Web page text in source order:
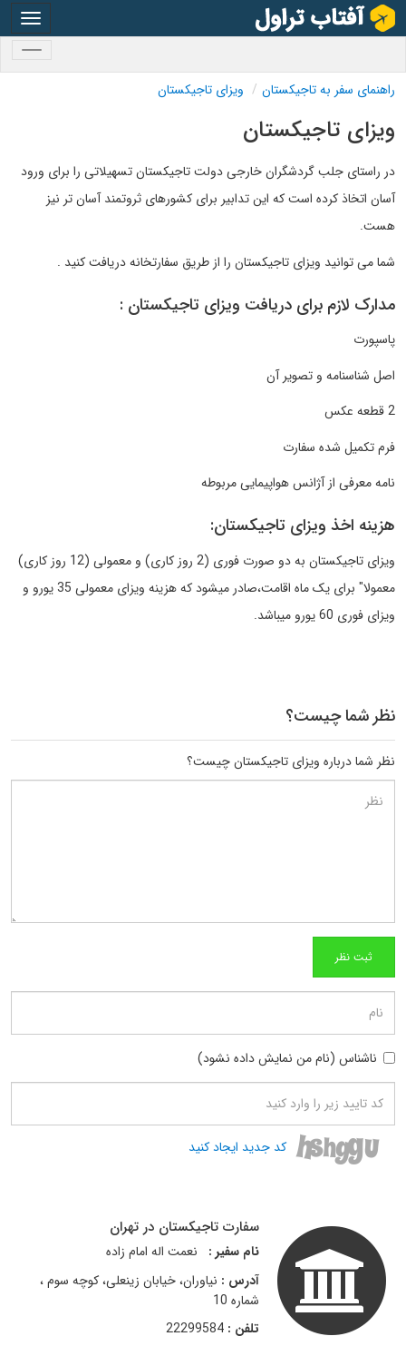
راهنمای سفر به تاجیکستان ویزای تاجیکستان
ویزای تاجیکستان
در راستای جلب گردشگران خارجی دولت تاجیکستان تسهیلاتی را برای ورود
آسان اتخاذ کرده است که این تدابیر برای کشورهای ثروتمند آسان تر نیز
هست.
شما می توانید ویزای تاجیکستان را از طریق سفارتخانه دریافت کنید .
مدارک لازم برای دریافت ویزای تاجیکستان :
پاسپورت
اصل شناسنامه و تصویر آن
2 قطعه عکس
فرم تکمیل شده سفارت
نامه معرفی از آژانس هواپیمایی مربوطه
هزینه اخذ ویزای تاجیکستان:
ویزای تاجیکستان به دو صورت فوری (2 روز کاری) و معمولی (12 روز کاری)
معمولا" برای یک ماه اقامت،صادر میشود که هزینه ویزای معمولی 35 یورو و
ویزای فوری 60 یورو میباشد.
نظر شما چیست؟
نظر شما درباره ویزای تاجیکستان چیست؟
ناشناس (نام من نمایش داده نشود)
کد جدید ایجاد کنید
سفارت تاجیکستان در تهران
نام سفیر :
نعمت اله امام زاده
آدرس : نیاوران، خیابان زینعلی، کوچه سوم ،
شماره 10
تلفن : 22299584